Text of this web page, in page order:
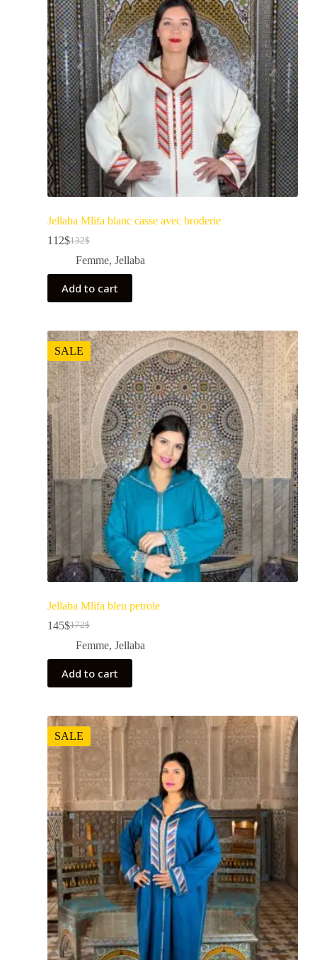
Jellaba Mlifa blanc casse avec broderie
132$
112$
Femme, Jellaba
Add to cart
SALE
Jellaba Mlifa bleu petrole
172$
145$
Femme, Jellaba
Add to cart
SALE